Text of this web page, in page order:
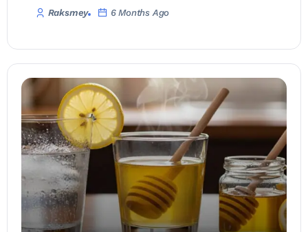
Raksmey 6 Months Ago